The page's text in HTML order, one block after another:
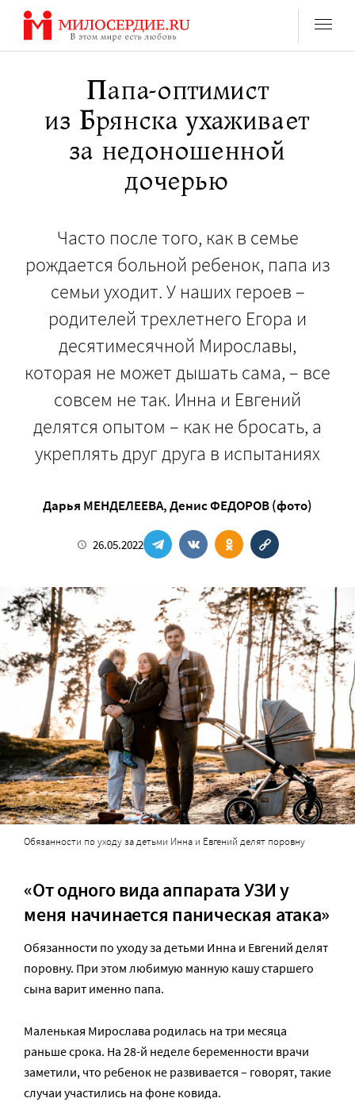
Перейти
содержанию
Папа-оптимист
из Брянска ухаживает
за недоношенной
дочерью
Часто после того, как в семье
рождается больной ребенок, папа из
семьи уходит. У наших героев –
родителей трехлетнего Егора и
десятимесячной Мирославы,
которая не может дышать сама, – все
совсем не так. Инна и Евгений
делятся опытом – как не бросать, а
укреплять друг друга в испытаниях
Дарья МЕНДЕЛЕЕВА,Денис ФЕДОРОВ (фото)
26.05.2022
Обязанности по уходу за детьми Инна и Евгений делят поровну
«От одного вида аппарата УЗИ у
меня начинается паническая атака»
Обязанности по уходу за детьми Инна и Евгений делят
поровну. При этом любимую манную кашу старшего
сына варит именно папа.
Маленькая Мирослава родилась на три месяца
раньше срока. На 28-й неделе беременности врачи
заметили, что ребенок не развивается – говорят, такие
случаи участились на фоне ковида.